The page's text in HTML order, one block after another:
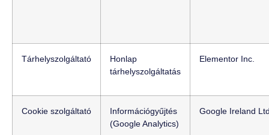
Tárhelyszolgáltató
Honlap
tárhelyszolgáltatás
Elementor Inc.
Cookie szolgáltató
Információgyűjtés
(Google Analytics)
Google Ireland